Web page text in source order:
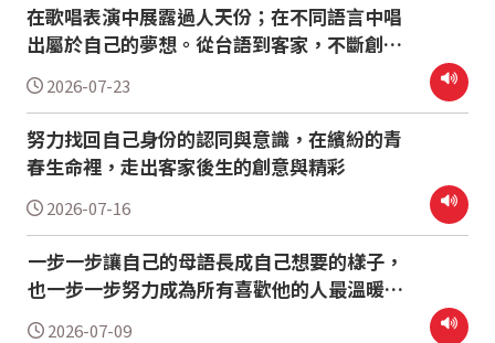
在歌唱表演中展露過人天份；在不同語言中唱
出屬於自己的夢想。從台語到客家，不斷創造
驚喜的寶藏女聲
2026-07-23
努力找回自己身份的認同與意識，在繽紛的青
春生命裡，走出客家後生的創意與精彩
2026-07-16
一步一步讓自己的母語長成自己想要的樣子，
也一步一步努力成為所有喜歡他的人最溫暖的
存在
2026-07-09